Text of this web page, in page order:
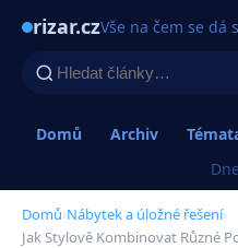
rizar.czVše na čem se dá
Domů Archiv
Domů›Nábytek a úložné řešení›
Jak Stylově Kombinovat Různé